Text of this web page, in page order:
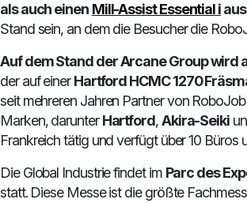
als auch einen Mill-Assist Essential i
Stand sein, an dem die Besucher die
Auf dem Stand der Arcane Group wird
der auf einerHartford HCMC 1270
seit mehreren Jahren Partner von
Marken, darunterHartford,Akira-Seiki
Frankreich tätig und verfügt über 10 Büros
Die Global Industrie findet im Parc des
statt. Diese Messe ist die größte